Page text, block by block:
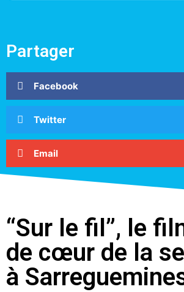
Partager
Facebook
Twitter
Email
“Sur le fil”, le
de cœur de la
à